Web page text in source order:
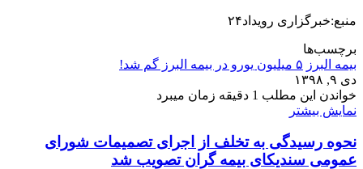
منبع:خبرگزاری رویداد۲۴
برچسب‌ها
بیمه البرز ۵ میلیون یورو در بیمه البرز گم شد!
دی ۹, ۱۳۹۸
خواندن این مطلب 1 دقیقه زمان میبرد
نمایش بیشتر
نحوه رسیدگی به تخلف از اجرای تصمیمات شورای
عمومی سندیکای بیمه گران تصویب شد